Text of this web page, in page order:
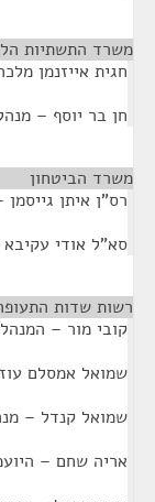
משרד התשתיות
חגית אייזנמן
חן בר יוסף –
משרד הביטחון
רס"ן איתן
סא"ל אודי עקיבא
רשות שדות
קובי מור –
שמואל אמסלם
שמואל קנדל –
אריה שחם –